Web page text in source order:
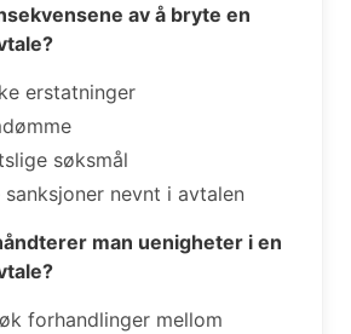
av å bryte en
erstatninger
søksmål
nevnt i avtalen
man uenigheter i en
forhandlinger mellom